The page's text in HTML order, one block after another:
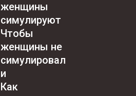
женщины
симулируют
Чтобы
женщины не
симулировал
и
Как